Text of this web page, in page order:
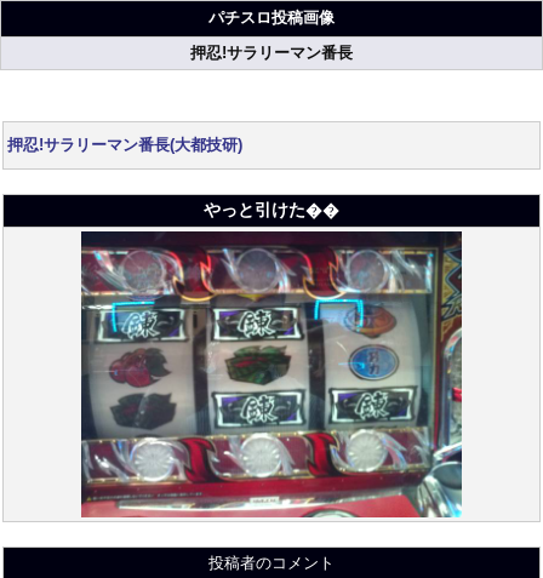
パチスロ投稿画像
押忍!サラリーマン番長
押忍!サラリーマン番長(大都技研)
やっと引けた��
投稿者のコメント